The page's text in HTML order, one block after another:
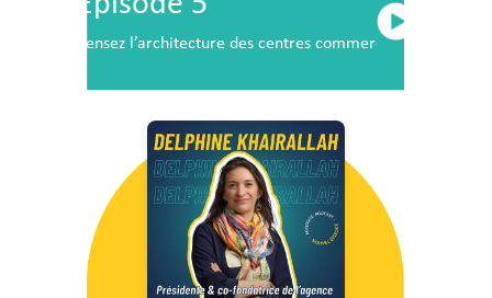
Pensez l’architecture des centres commerciaux de demain